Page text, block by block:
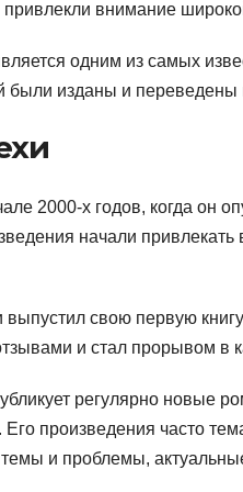
внимание
одним из самых
были изданы и переведены
2000-х годов, когда он
начали
свою первую
и стал прорывом в
регулярно новые
Его произведения часто
и проблемы,